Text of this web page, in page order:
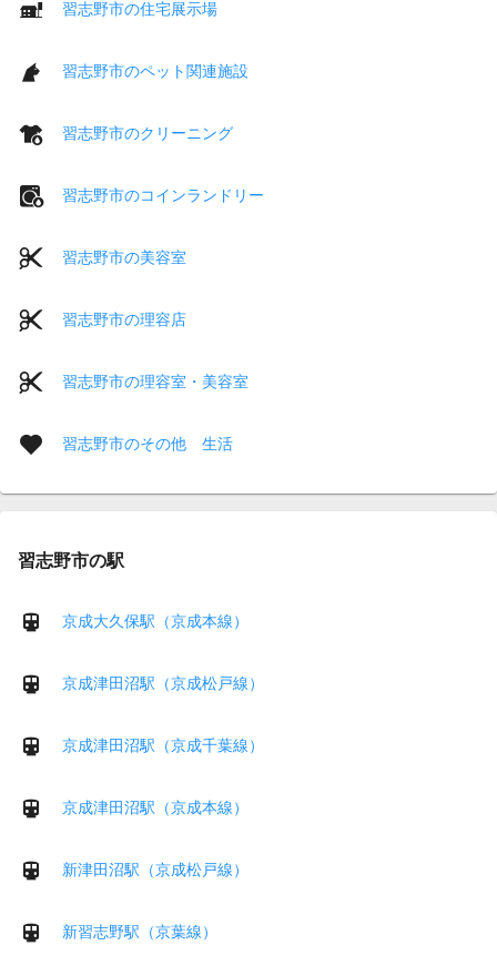
習志野市の住宅展示場
習志野市のペット関連施設
習志野市のクリーニング
習志野市のコインランドリー
習志野市の美容室
習志野市の理容店
習志野市の理容室・美容室
習志野市のその他 生活
習志野市の駅
京成大久保駅（京成本線）
京成津田沼駅（京成松戸線）
京成津田沼駅（京成千葉線）
京成津田沼駅（京成本線）
新津田沼駅（京成松戸線）
新習志野駅（京葉線）